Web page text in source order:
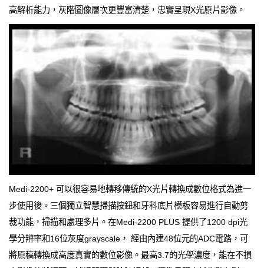
高解析能力，灰階圖像層次更豐富清楚，忠實呈現X光原片影像。
Medi-2200+ 可以很容易地轉移傳統的X光片轉換成數位格式為進一
步使用後。三個獨立智慧掃描按鈕和牙科底片模板容易進行自動剪
裁功能，掃描和處理多片。在Medi-2200 PLUS 提供了1200 dpi光
學分辨率和16位灰度grayscale， 經由內建48位元的ADC電路，可
將原稿轉換成高度真實的數位影像。最高3.7的光學濃度，能在不損